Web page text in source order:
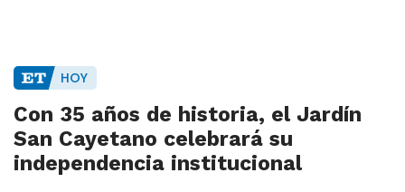
HOY
Con 35 años de historia, el Jardín
San Cayetano celebrará su
independencia institucional